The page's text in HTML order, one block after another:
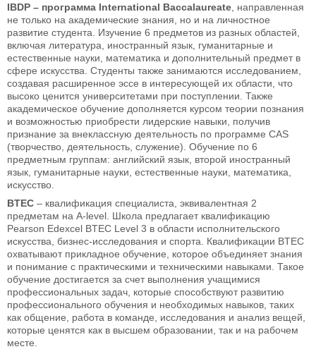
IBDP – программа International Baccalaureate , направленная
не только на академические знания, но и на личностное
развитие студента. Изучение 6 предметов из разных областей,
включая литература, иностранный язык, гуманитарные и
естественные науки, математика и дополнительный предмет в
сфере искусства. Студенты также занимаются исследованием,
создавая расширенное эссе в интересующей их области, что
высоко ценится университетами при поступлении. Также
академическое обучение дополняется курсом теории познания
и возможностью приобрести лидерские навыки, получив
признание за внеклассную деятельность по программе CAS
(творчество, деятельность, служение). Обучение по 6
предметным группам: английский язык, второй иностранный
язык, гуманитарные науки, естественные науки, математика,
искусство.
BTEC – квалификация специалиста, эквивалентная 2
предметам на A-level. Школа предлагает квалификацию
Pearson Edexcel BTEC Level 3 в области исполнительского
искусства, бизнес-исследования и спорта. Квалификации BTEC
охватывают прикладное обучение, которое объединяет знания
и понимание с практическими и техническими навыками. Такое
обучение достигается за счет выполнения учащимися
профессиональных задач, которые способствуют развитию
профессионального обучения и необходимых навыков, таких
как общение, работа в команде, исследования и анализ вещей,
которые ценятся как в высшем образовании, так и на рабочем
месте.